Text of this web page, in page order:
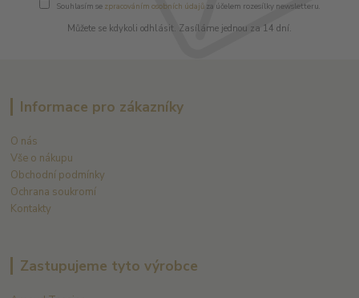
Souhlasím se zpracováním osobních údajůza účelem rozesílky newsletteru.
Můžete se kdykoli odhlásit. Zasíláme jednou za 14 dní.
Informace pro zákazníky
O nás
Vše o nákupu
Obchodní podmínky
Ochrana soukromí
Kontakty
Zastupujeme tyto výrobce